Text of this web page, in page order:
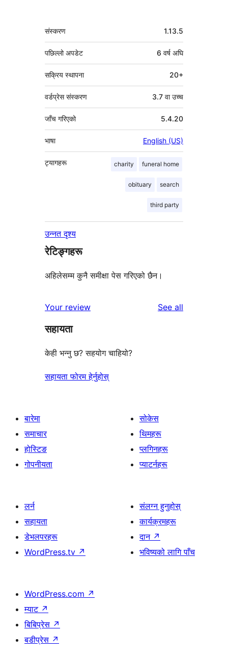
मेटा
संस्करण 1.13.5
पछिल्लो अपडेट 6 वर्ष अघि
सक्रिय स्थापना 20+
वर्डप्रेस संस्करण 3.7 वा उच्च
जाँच गरिएको 5.4.20
भाषा English (US)
ट्यागहरू charity funeral home
obituary search
third party
उन्नत दृश्य
रेटिङ्गहरू
अहिलेसम्म कुनै समीक्षा पेस गरिएको छैन।
Your review See all
सहायता
केही भन्नु छ? सहयोग चाहियो?
सहायता फोरम हेर्नुहोस्
बारेमा
समाचार
होस्टिङ
गोपनीयता
सोकेस
थिमहरू
प्लगिनहरू
प्याटर्नहरू
लर्न
सहायता
डेभलपरहरू
WordPress.tv ↗
संलग्न हुनुहोस्
कार्यक्रमहरू
दान ↗
भविष्यको लागि पाँच
WordPress.com ↗
म्याट ↗
बिबिप्रेस ↗
बडीप्रेस ↗